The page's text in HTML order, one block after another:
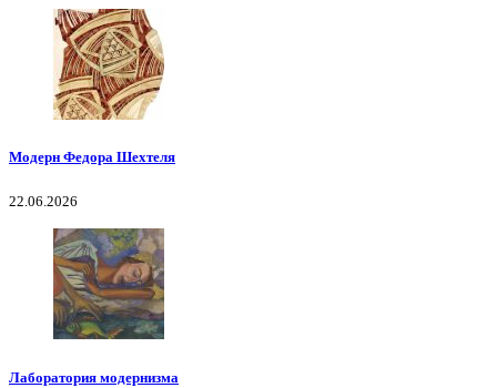
Модерн Федора Шехтеля
22.06.2026
Лаборатория модернизма